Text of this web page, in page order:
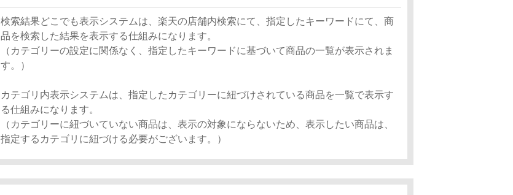
検索結果どこでも表示システムは、楽天の店舗内検索にて、指定したキーワードにて、商
品を検索した結果を表示する仕組みになります。
（カテゴリーの設定に関係なく、指定したキーワードに基づいて商品の一覧が表示されま
す。）
カテゴリ内表示システムは、指定したカテゴリーに紐づけされている商品を一覧で表示す
る仕組みになります。
（カテゴリーに紐づいていない商品は、表示の対象にならないため、表示したい商品は、
指定するカテゴリに紐づける必要がございます。）